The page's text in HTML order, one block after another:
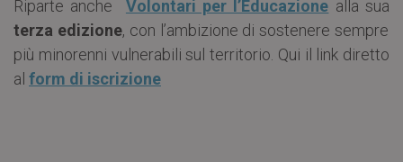
Riparte anche Volontari per l’Educazione alla sua
terza edizione, con l’ambizione di sostenere sempre
più minorenni vulnerabili sul territorio. Qui il link diretto
al form di iscrizione